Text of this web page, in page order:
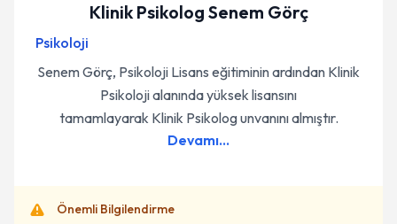
Klinik Psikolog Senem Görç
Psikoloji
Senem Görç, Psikoloji Lisans eğitiminin ardından Klinik
Psikoloji alanında yüksek lisansını
tamamlayarak Klinik Psikolog unvanını almıştır.
Devamı...
Önemli Bilgilendirme